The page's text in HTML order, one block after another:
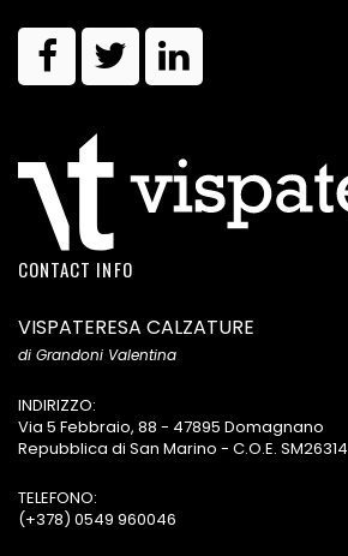
CONTACT INFO
VISPATERESA CALZATURE
di Grandoni Valentina
INDIRIZZO:
Via 5 Febbraio, 88 - 47895 Domagnano
Repubblica di San Marino - C.O.E. SM26314
TELEFONO:
(+378) 0549 960046